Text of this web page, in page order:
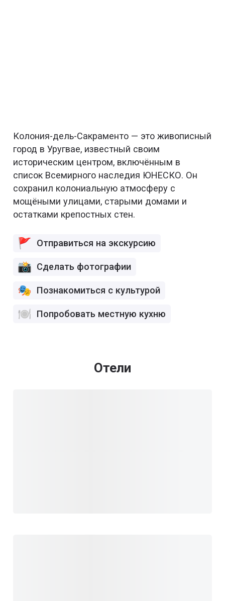
Колония-дель-Сакраменто — это живописный
город в Уругвае, известный своим
историческим центром, включённым в
список Всемирного наследия ЮНЕСКО. Он
сохранил колониальную атмосферу с
мощёными улицами, старыми домами и
остатками крепостных стен.
Отправиться на экскурсию
Сделать фотографии
Познакомиться с культурой
Попробовать местную кухню
Отели